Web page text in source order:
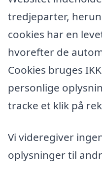
tredjeparter,
cookies har en
hvorefter de
Cookies bruges
personlige
tracke et klik på
Vi videregiver
oplysninger til